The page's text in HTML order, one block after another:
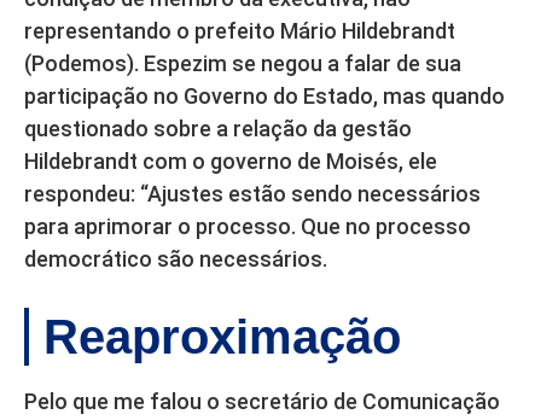
representando o prefeito Mário Hildebrandt
(Podemos). Espezim se negou a falar de sua
participação no Governo do Estado, mas quando
questionado sobre a relação da gestão
Hildebrandt com o governo de Moisés, ele
respondeu: “Ajustes estão sendo necessários
para aprimorar o processo. Que no processo
democrático são necessários.
Reaproximação
Pelo que me falou o secretário de Comunicação